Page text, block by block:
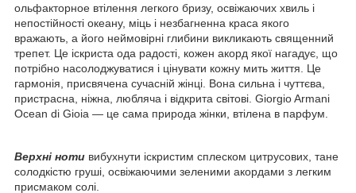
ольфакторное втілення легкого бризу, освіжаючих хвиль і
непостійності океану, міць і незбагненна краса якого
вражають, а його неймовірні глибини викликають священний
трепет. Це іскриста ода радості, кожен акорд якої нагадує, що
потрібно насолоджуватися і цінувати кожну мить життя. Це
гармонія, присвячена сучасній жінці. Вона сильна і чуттєва,
пристрасна, ніжна, любляча і відкрита світові. Giorgio Armani
Ocean di Gioia — це сама природа жінки, втілена в парфум.
Верхні ноти вибухнути іскристим сплеском цитрусових, тане
солодкістю груші, освіжаючими зеленими акордами з легким
присмаком солі.